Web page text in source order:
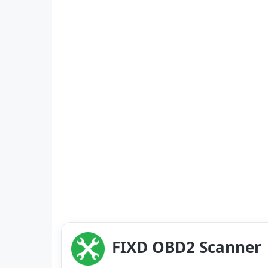
FIXD OBD2 Scanner